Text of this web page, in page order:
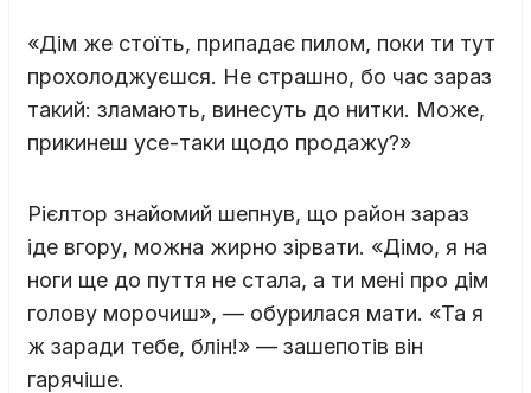
«Дім же стоїть, припадає пилом, поки ти тут
прохолоджуєшся. Не страшно, бо час зараз
такий: зламають, винесуть до нитки. Може,
прикинеш усе-таки щодо продажу?»
Рієлтор знайомий шепнув, що район зараз
іде вгору, можна жирно зірвати. «Дімо, я на
ноги ще до пуття не стала, а ти мені про дім
голову морочиш», — обурилася мати. «Та я
ж заради тебе, блін!» — зашепотів він
гарячіше.